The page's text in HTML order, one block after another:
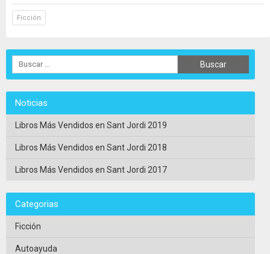
Ficción
Noticias
Libros Más Vendidos en Sant Jordi 2019
Libros Más Vendidos en Sant Jordi 2018
Libros Más Vendidos en Sant Jordi 2017
Categorias
Ficción
Autoayuda